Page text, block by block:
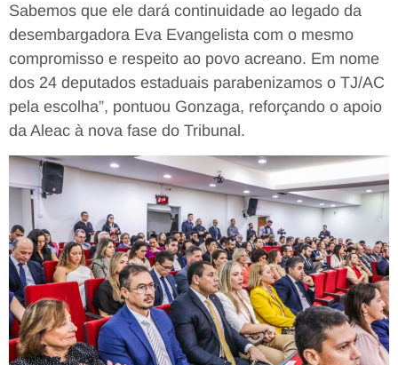
Sabemos que ele dará continuidade ao legado da
desembargadora Eva Evangelista com o mesmo
compromisso e respeito ao povo acreano. Em nome
dos 24 deputados estaduais parabenizamos o TJ/AC
pela escolha”, pontuou Gonzaga, reforçando o apoio
da Aleac à nova fase do Tribunal.